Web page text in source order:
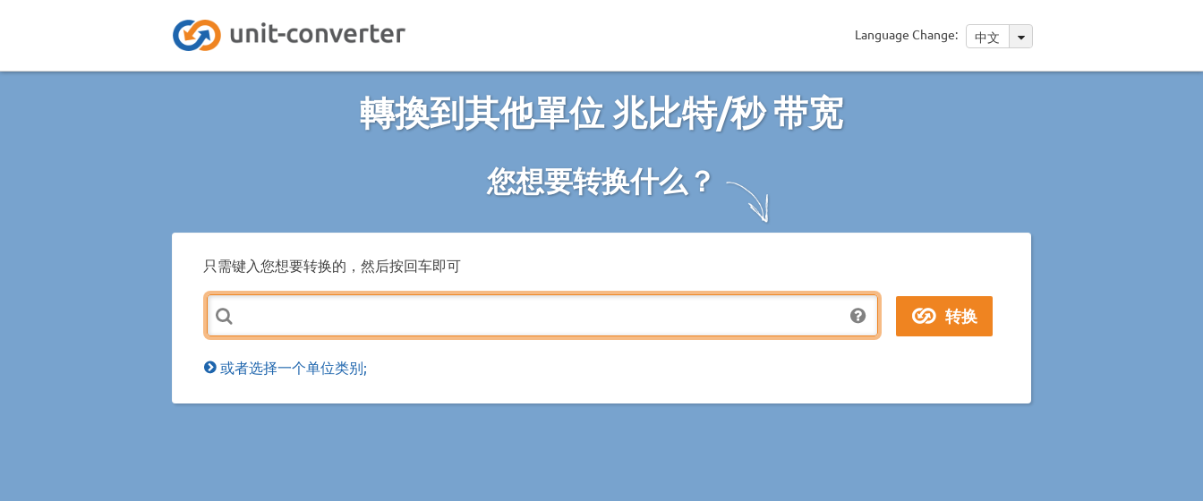
Language Change: 中文
轉換到其他單位 兆比特/秒 带宽
您想要转换什么？
只需键入您想要转换的，然后按回车即可
或者选择一个单位类别;